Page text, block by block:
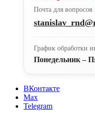
Почта для вопросов
График обработки
Понедельник –
ВКонтакте
Max
Telegram